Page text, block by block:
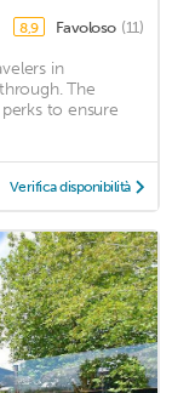
8,9 Favoloso (11)
in
The
to ensure
Verifica disponibilità